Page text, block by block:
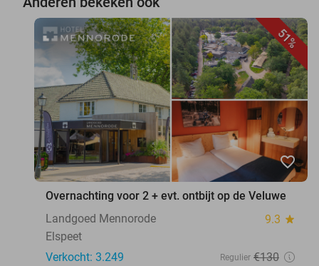
51%
favorite_border
Overnachting voor 2 + evt. ontbijt op de Veluwe
Landgoed Mennorode
9.3 star
Elspeet
Verkocht: 3.249
Regulier €130